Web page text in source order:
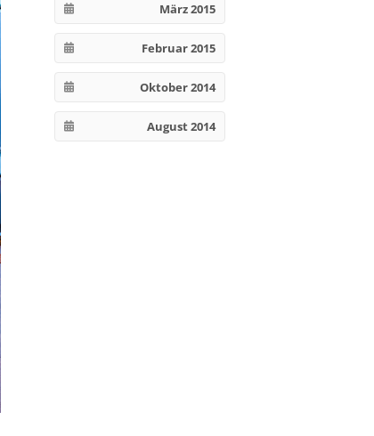
März 2015
Februar 2015
Oktober 2014
August 2014